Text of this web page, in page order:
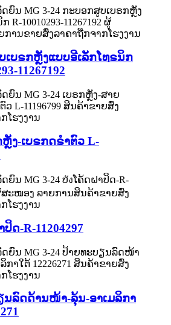
ເບຣກຫຼັງແບບອີເລັກໂທຣນິກ
11267192
ງ-ເບຣກດຣຳຕົວ L-
ດ-R-11204297
ນລົດດ້ານໜ້າ-ລຸ້ນ-ອາເມລິກາ